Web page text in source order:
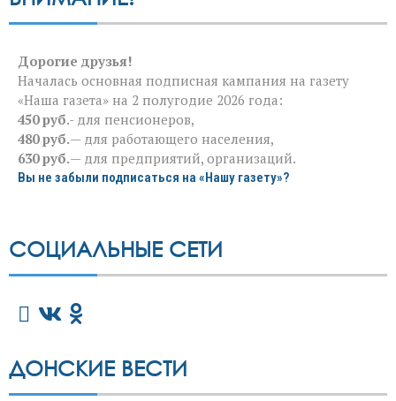
Дорогие друзья!
Началась основная подписная кампания на газету
«Наша газета» на 2 полугодие 2026 года:
450 руб.- для пенсионеров,
480 руб.— для работающего населения,
630 руб.— для предприятий, организаций.
Вы не забыли подписаться на «Нашу газету»?
СОЦИАЛЬНЫЕ СЕТИ
ДОНСКИЕ ВЕСТИ